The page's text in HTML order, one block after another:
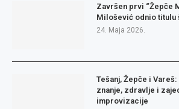
Završen prvi “Žepče
Milošević odnio titulu
24. Maja 2026.
Tešanj, Žepče i
znanje, zdravlje i
improvizacije